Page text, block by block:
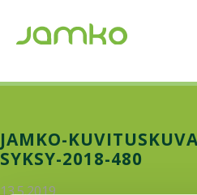
JAMKO-
SYKSY-2018-480
13.5.2019